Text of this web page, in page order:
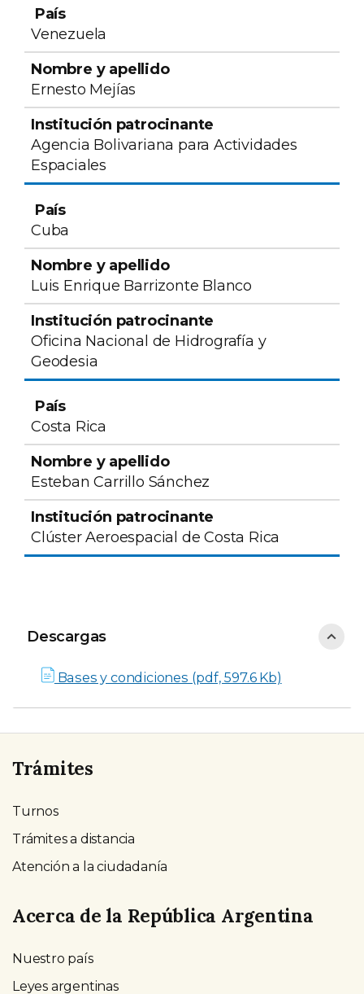
Venezuela
Ernesto Mejías
Agencia Bolivariana para Actividades
Espaciales
Cuba
Luis Enrique Barrizonte Blanco
Oficina Nacional de Hidrografía y
Geodesia
Costa Rica
Esteban Carrillo Sánchez
Clúster Aeroespacial de Costa Rica
Descargas
Descargas
Bases y condiciones (pdf, 597.6 Kb)
Trámites
Turnos
Trámites a distancia
Atención a la ciudadanía
Acerca de la República Argentina
Nuestro país
Leyes argentinas